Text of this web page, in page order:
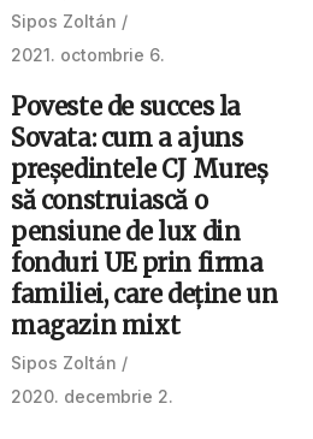
Sipos Zoltán
2021. octombrie 6.
Poveste de succes la
Sovata: cum a ajuns
președintele CJ Mureș
să construiască o
pensiune de lux din
fonduri UE prin firma
familiei, care deține un
magazin mixt
Sipos Zoltán
2020. decembrie 2.